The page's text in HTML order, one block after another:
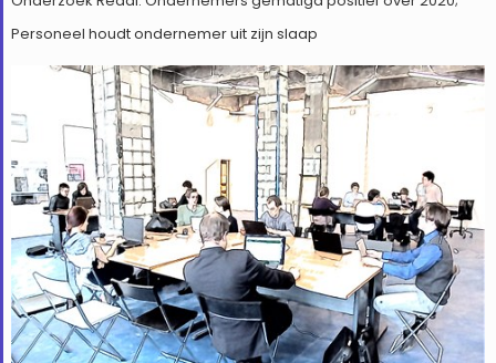
Personeel houdt ondernemer uit zijn slaap